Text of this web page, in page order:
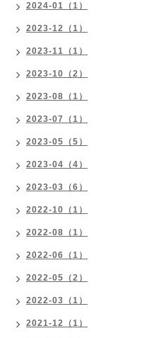
2024-01（1）
2023-12（1）
2023-11（1）
2023-10（2）
2023-08（1）
2023-07（1）
2023-05（5）
2023-04（4）
2023-03（6）
2022-10（1）
2022-08（1）
2022-06（1）
2022-05（2）
2022-03（1）
2021-12（1）